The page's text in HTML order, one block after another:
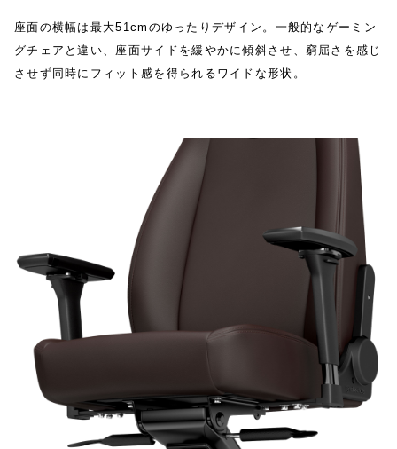
座面の横幅は最大51cmのゆったりデザイン。一般的なゲーミン
グチェアと違い、座面サイドを緩やかに傾斜させ、窮屈さを感じ
させず同時にフィット感を得られるワイドな形状。